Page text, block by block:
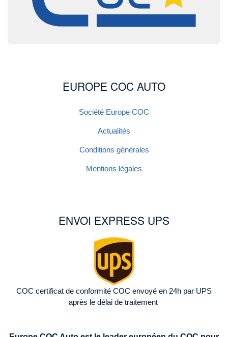
EUROPE COC AUTO
Société Europe COC
Actualités
Conditions générales
Mentions légales
ENVOI EXPRESS UPS
COC certificat de conformité COC envoyé en 24h par UPS
après le délai de traitement